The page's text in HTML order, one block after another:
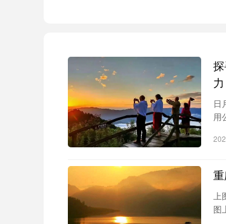
大家一定对夏威夷并不陌生
岛东南部的卡乌海岸。因为拥有
的景观，比如从黑沙中冒出来的椰
国外十大海滨旅游景点：圣
法国圣特罗佩的潘普洛纳海
滩两旁林立着高档商店和餐厅。
夜后的夜生活也极其丰富。
国外十大海滨旅游景点：波
力
日
用
顶
上
图